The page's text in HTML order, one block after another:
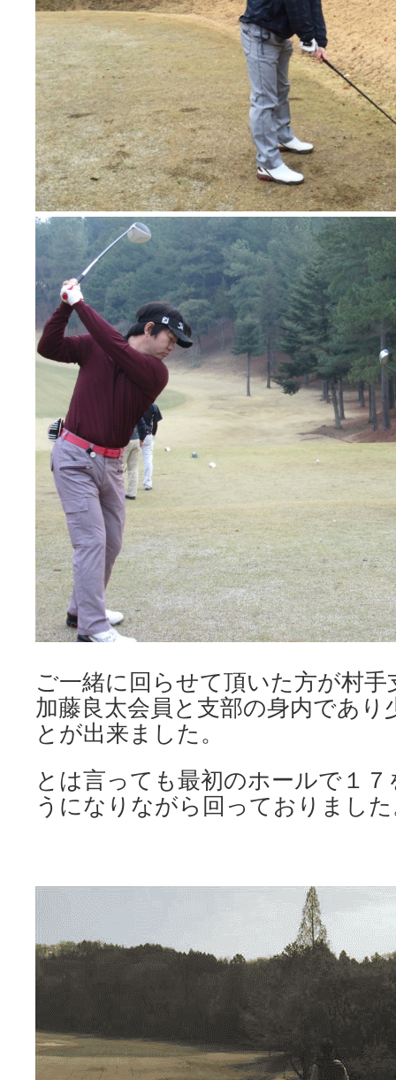
ご一緒に回らせて頂いた方が村手
加藤良太会員と支部の身内であ
とが出来ました。
とは言っても最初のホールで１
うになりながら回っておりまし